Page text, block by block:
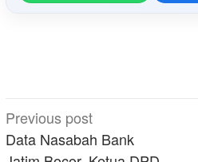
Post
navigation
Previous post
Data Nasabah Bank